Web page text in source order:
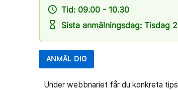
access_time Tid: 09.00 - 10.30
hourglass_empty Sista anmälningsdag: Tisdag
ANMÄL DIG
Under webbnariet får du konkreta